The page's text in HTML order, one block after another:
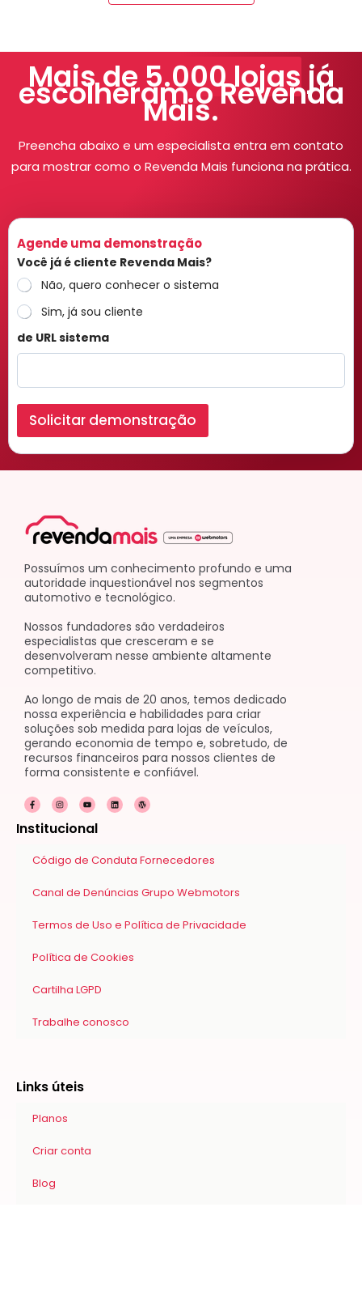
Mais de 5.000 lojasjá
escolheram o Revenda
Mais.
Preencha abaixo e um especialista entra em contato
para mostrar como o Revenda Mais funciona na prática.
Agende uma demonstração
Você já é cliente Revenda Mais?
Não, quero conhecer o sistema
Sim, já sou cliente
de URL sistema
Solicitar demonstração
Possuímos um conhecimento profundo e uma
autoridade inquestionável nos segmentos
automotivo e tecnológico.
Nossos fundadores são verdadeiros
especialistas que cresceram e se
desenvolveram nesse ambiente altamente
competitivo.
Ao longo de mais de 20 anos, temos dedicado
nossa experiência e habilidades para criar
soluções sob medida para lojas de veículos,
gerando economia de tempo e, sobretudo, de
recursos financeiros para nossos clientes de
forma consistente e confiável.
F
a
c
e
b
k
-
I
n
s
t
a
a
m
Y
o
u
t
u
L
i
n
n
W
o
r
s
s
Institucional
Código de Conduta Fornecedores
Canal de Denúncias Grupo Webmotors
Termos de Uso e Política de Privacidade
Política de Cookies
Cartilha LGPD
Trabalhe conosco
Links úteis
Planos
Criar conta
Blog